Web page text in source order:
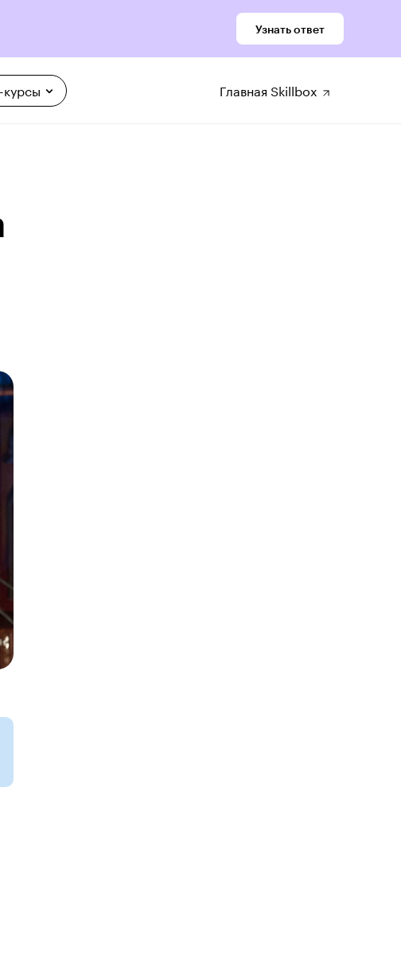
Узнать ответ
Главная Skillbox